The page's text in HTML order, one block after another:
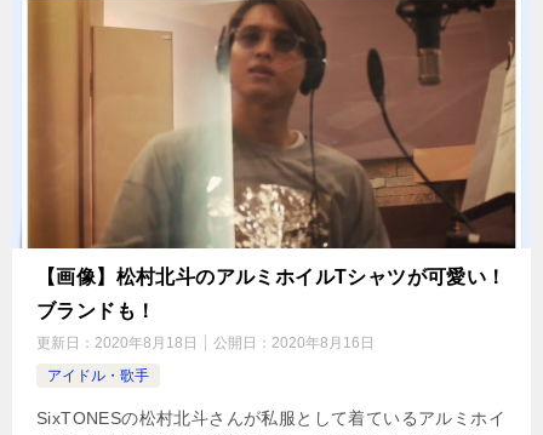
【画像】松村北斗のアルミホイルTシャツが可愛い！
ブランドも！
更新日： 2020年8月18日 公開日： 2020年8月16日
アイドル・歌手
SixTONESの松村北斗さんが私服として着ているアルミホイ